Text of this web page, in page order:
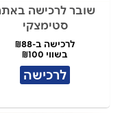
שובר לרכישה
סטימצקי
לרכישה ב-₪88
בשווי ₪100
לרכישה